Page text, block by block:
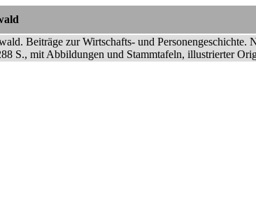
Beiträge zur Wirtschafts- und Personengeschichte.
S., mit Abbildungen und Stammtafeln, illustrierter